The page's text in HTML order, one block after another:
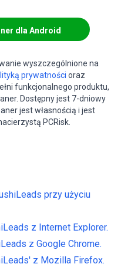
dla Android
wyszczególnione na
prywatności oraz
funkcjonalnego produktu,
Dostępny jest 7-dniowy
jest własnością i jest
PCRisk.
przy użyciu
z Internet Explorer.
z Google Chrome.
z Mozilla Firefox.